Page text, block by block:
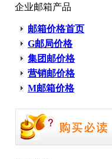
企业邮箱产品
邮箱价格首页
G邮局价格
集团邮价格
营销邮价格
M邮箱价格